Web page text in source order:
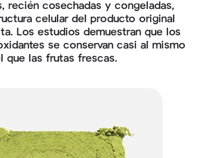
recién cosechadas y congeladas,
celular del producto original
Los estudios demuestran que los
se conservan casi al mismo
que las frutas frescas.